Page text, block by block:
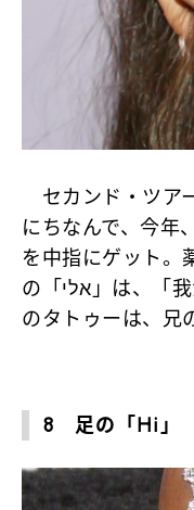
セカンド・ツア
にちなんで、今年
を中指にゲット。
の「אלי」は、「我が神」という意味のもの。こ
のタトゥーは、兄
8 足の「Hi」